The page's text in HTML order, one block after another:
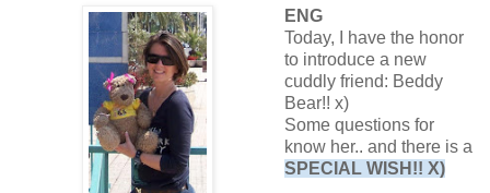
ENG
Today, I have the honor
to introduce a new
cuddly friend: Beddy
Bear!! x)
Some questions for
know her.. and there is a
SPECIAL WISH!! X)